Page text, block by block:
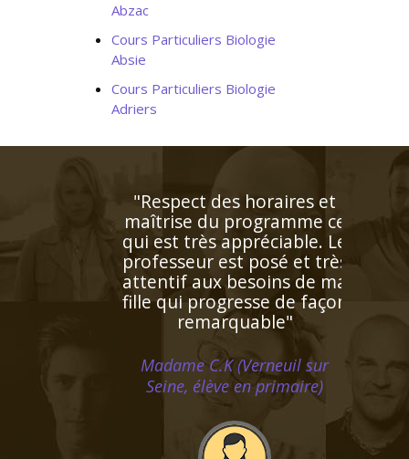
Abzac
Cours Particuliers Biologie
Absie
Cours Particuliers Biologie
Adriers
"Le professeur STOODY a
su booster la confiance à
notre fils qui a
progressivement "perdu
pied" en mathématiques
cette année. Il renouvelle
son regard sur cette
matière élargissant
l'horizon de ses objectifs;
Ainsi fait, il s’enthousiasme
de plus en plus pour les
maths et les résultats
suivent"